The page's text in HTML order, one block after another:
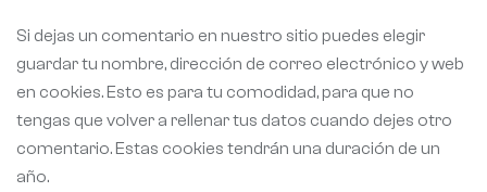
Si dejas un comentario en nuestro sitio puedes elegir
guardar tu nombre, dirección de correo electrónico y web
en cookies. Esto es para tu comodidad, para que no
tengas que volver a rellenar tus datos cuando dejes otro
comentario. Estas cookies tendrán una duración de un
año.